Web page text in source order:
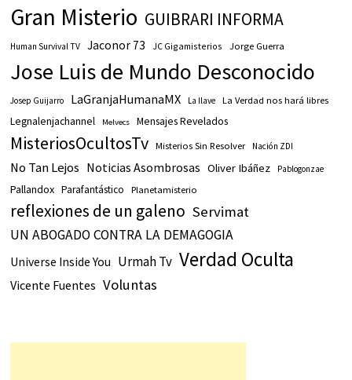
Gran Misterio GUIBRARI INFORMA
Human Survival TV Jaconor 73 JC Gigamisterios Jorge Guerra
Jose Luis de Mundo Desconocido
Josep Guijarro LaGranjaHumanaMX La llave La Verdad nos hará libres
Legnalenjachannel Melvecs Mensajes Revelados
MisteriosOcultosTv Misterios Sin Resolver Nación ZDI
No Tan Lejos Noticias Asombrosas Oliver Ibáñez Pablogonzae
Pallandox Parafantástico Planetamisterio
reflexiones de un galeno Servimat
UN ABOGADO CONTRA LA DEMAGOGIA
Universe Inside You Urmah Tv Verdad Oculta
Vicente Fuentes Voluntas